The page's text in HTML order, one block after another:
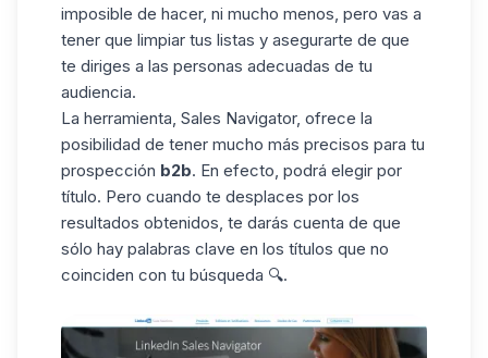
imposible de hacer, ni mucho menos, pero vas a
tener que limpiar tus listas y asegurarte de que
te diriges a las personas adecuadas de tu
audiencia.
La herramienta, Sales Navigator, ofrece la
posibilidad de tener mucho más precisos para tu
prospección b2b. En efecto, podrá elegir por
título. Pero cuando te desplaces por los
resultados obtenidos, te darás cuenta de que
sólo hay palabras clave en los títulos que no
coinciden con tu búsqueda 🔍.